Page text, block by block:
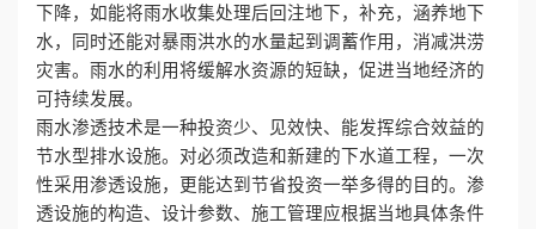
下降，如能将雨水收集处理后回注地下，补充，涵养地下
水，同时还能对暴雨洪水的水量起到调蓄作用，消减洪涝
灾害。雨水的利用将缓解水资源的短缺，促进当地经济的
可持续发展。
雨水渗透技术是一种投资少、见效快、能发挥综合效益的
节水型排水设施。对必须改造和新建的下水道工程，一次
性采用渗透设施，更能达到节省投资一举多得的目的。渗
透设施的构造、设计参数、施工管理应根据当地具体条件